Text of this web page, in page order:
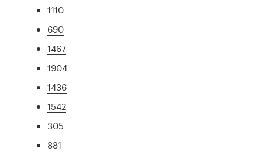
1110
690
1467
1904
1436
1542
305
881